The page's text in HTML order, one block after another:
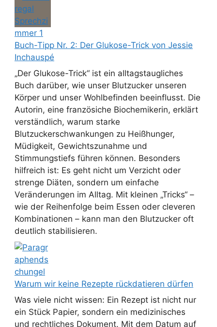
Buch-Tipp Nr. 2: Der Glukose-Trick von Jessie
Inchauspé
„Der Glukose-Trick“ ist ein alltagstaugliches
Buch darüber, wie unser Blutzucker unseren
Körper und unser Wohlbefinden beeinflusst. Die
Autorin, eine französiche Biochemikerin, erklärt
verständlich, warum starke
Blutzuckerschwankungen zu Heißhunger,
Müdigkeit, Gewichtszunahme und
Stimmungstiefs führen können. Besonders
hilfreich ist: Es geht nicht um Verzicht oder
strenge Diäten, sondern um einfache
Veränderungen im Alltag. Mit kleinen „Tricks“ –
wie der Reihenfolge beim Essen oder cleveren
Kombinationen – kann man den Blutzucker oft
deutlich stabilisieren.
Warum wir keine Rezepte rückdatieren dürfen
Was viele nicht wissen: Ein Rezept ist nicht nur
ein Stück Papier, sondern ein medizinisches
und rechtliches Dokument. Mit dem Datum auf